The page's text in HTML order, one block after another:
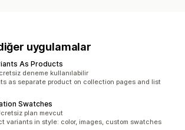
uygulamalar
As Products
deneme kullanılabilir
as separate product on collection pages and list
Swatches
plan mevcut
variants in style: color, images, custom swatches